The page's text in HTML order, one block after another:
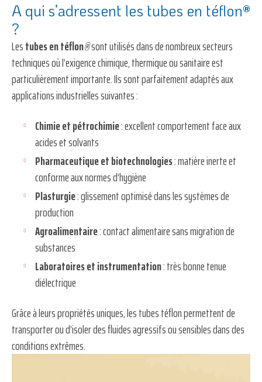
A qui s’adressent les tubes en téflon®
?
Lestubes en téflon®sont utilisés dans de nombreux secteurs
techniques où l’exigence chimique, thermique ou sanitaire est
particulièrement importante. Ils sont parfaitement adaptés aux
applications industrielles suivantes :
Chimie et pétrochimie: excellent comportement face aux
acides et solvants
Pharmaceutique et biotechnologies: matière inerte et
conforme aux normes d’hygiène
Plasturgie: glissement optimisé dans les systèmes de
production
Agroalimentaire: contact alimentaire sans migration de
substances
Laboratoires et instrumentation: très bonne tenue
diélectrique
Grâce à leurs propriétés uniques, les tubes téflon permettent de
transporter ou d’isoler des fluides agressifs ou sensibles dans des
conditions extrêmes.